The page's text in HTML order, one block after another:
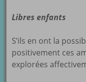
Libres enfants
S’ils en ont la
positivement ces
explorées